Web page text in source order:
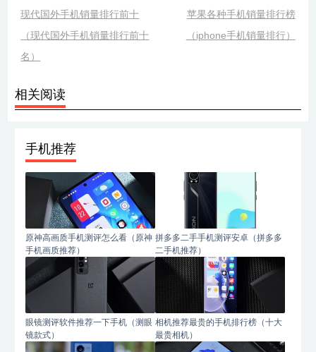
现代国外手机销量排行前十
（现代国外手机销量排行前十
名）
苹果各种手机销量排行榜
（iphone手机销量排行）
相关阅读
手机推荐
原神高画质手机测评怎么看（原神
手机画质推荐）
拼多多二手手机测评安卓（拼多多
二手机推荐）
眼镜测评软件推荐一下手机（测眼
镜款式）
相机推荐最贵的手机排行榜（十大
最贵相机）